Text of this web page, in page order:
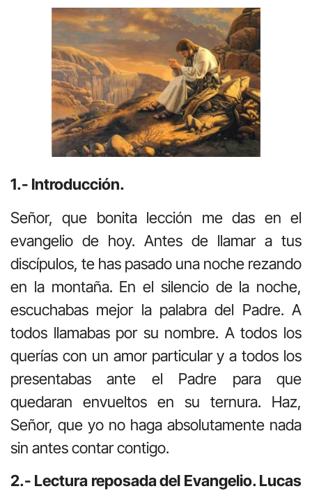
1.- Introducción.
Señor, que bonita lección me das en el
evangelio de hoy. Antes de llamar a tus
discípulos, te has pasado una noche rezando
en la montaña. En el silencio de la noche,
escuchabas mejor la palabra del Padre. A
todos llamabas por su nombre. A todos los
querías con un amor particular y a todos los
presentabas ante el Padre para que
quedaran envueltos en su ternura. Haz,
Señor, que yo no haga absolutamente nada
sin antes contar contigo.
2.- Lectura reposada del Evangelio. Lucas